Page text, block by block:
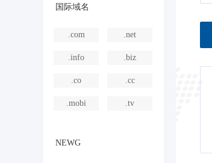
国际域名
.com .net
.info .biz
.co .cc
.mobi .tv
NEWG